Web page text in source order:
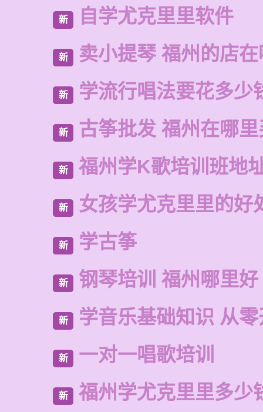
新 自学尤克里里软件
新 卖小提琴 福州的店
新 学流行唱法要花多少
新 古筝批发 福州在哪
新 福州学K歌培训班地
新 女孩学尤克里里的好
新 学古筝
新 钢琴培训 福州哪里好
新 学音乐基础知识 从
新 一对一唱歌培训
新 福州学尤克里里多少